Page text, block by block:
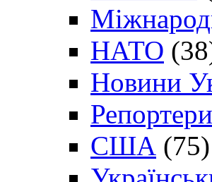
НАТО
Новини
США (75)